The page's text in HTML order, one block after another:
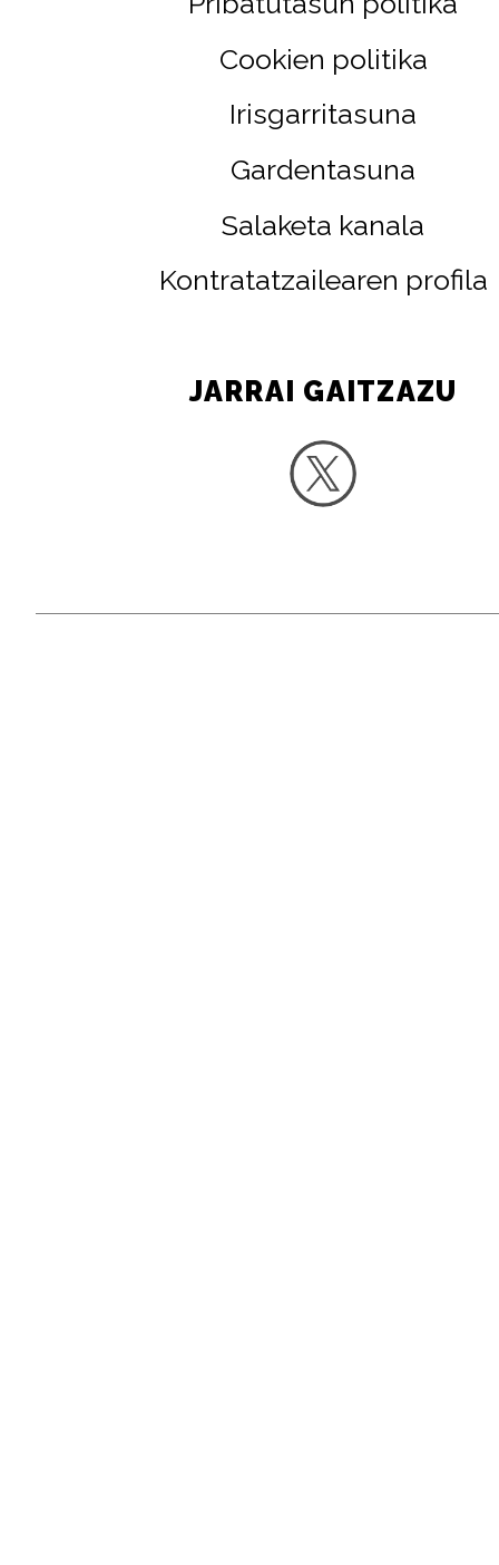
Cookien politika
Irisgarritasuna
Gardentasuna
Salaketa kanala
Kontratatzailearen profila
JARRAI GAITZAZU